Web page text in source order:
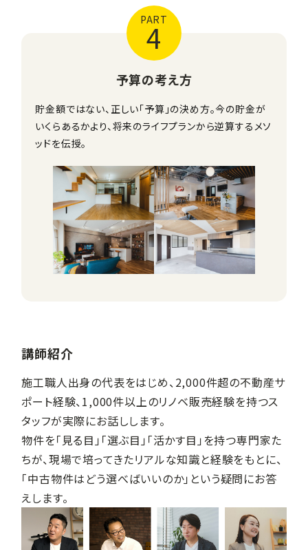
PART
4
予算の考え方
貯金額ではない、正しい「予算」の決め方。今の貯金が
いくらあるかより、将来のライフプランから逆算するメソ
ッドを伝授。
講師紹介
施工職人出身の代表をはじめ、2,000件超の不動産サ
ポート経験、1,000件以上のリノベ販売経験を持つス
タッフが実際にお話しします。
物件を「見る目」「選ぶ目」「活かす目」を持つ専門家た
ちが、現場で培ってきたリアルな知識と経験をもとに、
「中古物件はどう選べばいいのか」という疑問にお答
えします。